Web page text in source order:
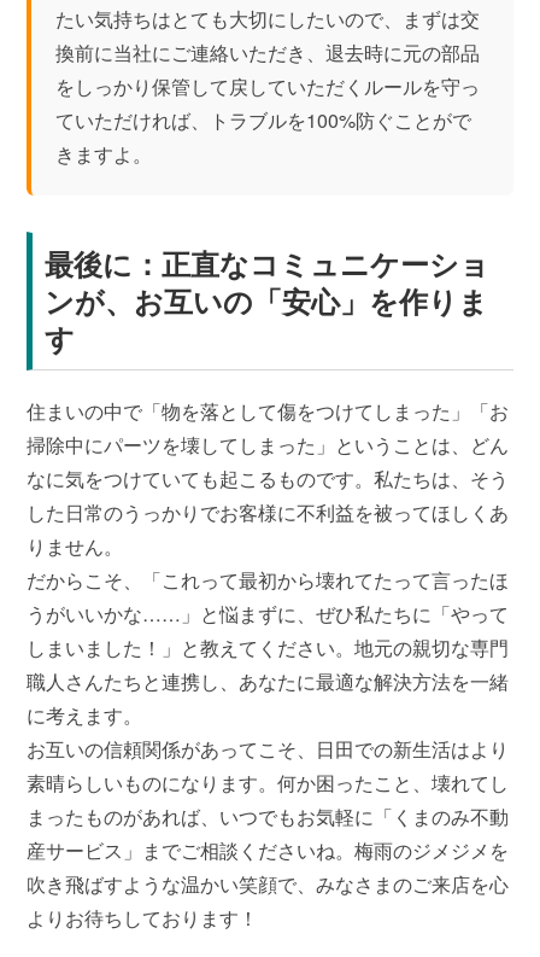
たい気持ちはとても大切にしたいので、まずは交
換前に当社にご連絡いただき、退去時に元の部品
をしっかり保管して戻していただくルールを守っ
ていただければ、トラブルを100%防ぐことがで
きますよ。
最後に：正直なコミュニケーショ
ンが、お互いの「安心」を作りま
す
住まいの中で「物を落として傷をつけてしまった」「お
掃除中にパーツを壊してしまった」ということは、どん
なに気をつけていても起こるものです。私たちは、そう
した日常のうっかりでお客様に不利益を被ってほしくあ
りません。
だからこそ、「これって最初から壊れてたって言ったほ
うがいいかな……」と悩まずに、ぜひ私たちに「やって
しまいました！」と教えてください。地元の親切な専門
職人さんたちと連携し、あなたに最適な解決方法を一緒
に考えます。
お互いの信頼関係があってこそ、日田での新生活はより
素晴らしいものになります。何か困ったこと、壊れてし
まったものがあれば、いつでもお気軽に「くまのみ不動
産サービス」までご相談くださいね。梅雨のジメジメを
吹き飛ばすような温かい笑顔で、みなさまのご来店を心
よりお待ちしております！